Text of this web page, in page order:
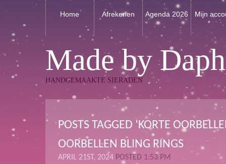
Home Afrekenen Agenda 2026 Mijn
Made by
HANDGEMAAKTE SIERADEN
POSTS TAGGED ‘KORTE
OORBELLEN BLING RINGS
APRIL 21ST, 2024 POSTED 1:53 PM